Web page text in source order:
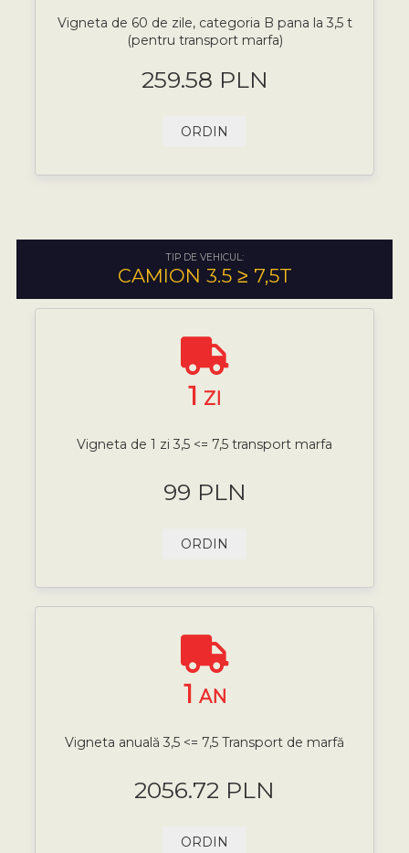
Vigneta de 60 de zile, categoria B pana la 3,5 t
(pentru transport marfa)
259.58 PLN
ORDIN
TIP DE VEHICUL:
CAMION 3.5 ≥ 7,5T
1 ZI
Vigneta de 1 zi 3,5 <= 7,5 transport marfa
99 PLN
ORDIN
1 AN
Vigneta anuală 3,5 <= 7,5 Transport de marfă
2056.72 PLN
ORDIN